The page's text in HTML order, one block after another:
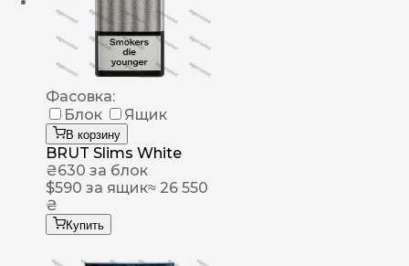
Фасовка:
Блок
Ящик
В корзину
BRUT Slims White
₴630 за блок
$590 за ящик≈ 26 550
₴
Купить